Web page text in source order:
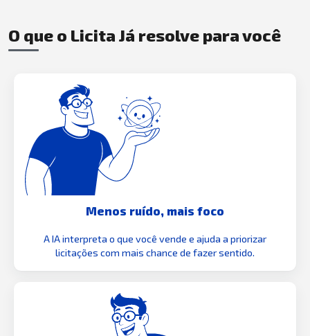
O que o Licita Já resolve para você
Menos ruído, mais foco
A IA interpreta o que você vende e ajuda a priorizar
licitações com mais chance de fazer sentido.